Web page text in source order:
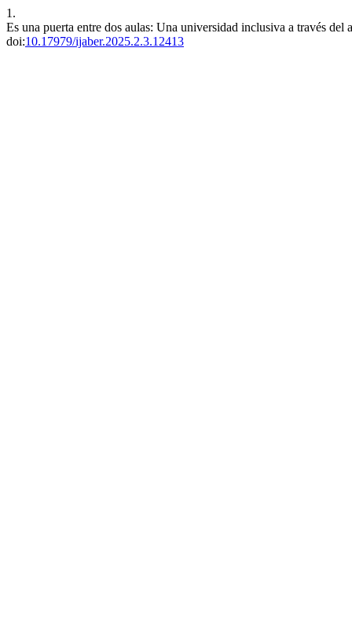
1.
Es una puerta entre dos aulas: Una universidad inclusiva a través del
doi:10.17979/ijaber.2025.2.3.12413